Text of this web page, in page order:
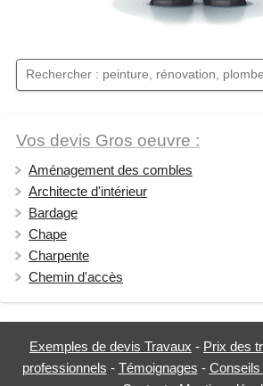
Vos devis Gros oeuvre :
Aménagement des combles
Architecte d'intérieur
Bardage
Chape
Charpente
Chemin d'accès
Exemples de devis Travaux - Prix des
professionnels - Témoignages -